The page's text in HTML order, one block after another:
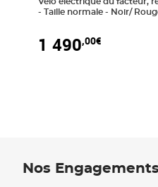
- Taille normale - Noir/
1 490,00€
Nos Engagements